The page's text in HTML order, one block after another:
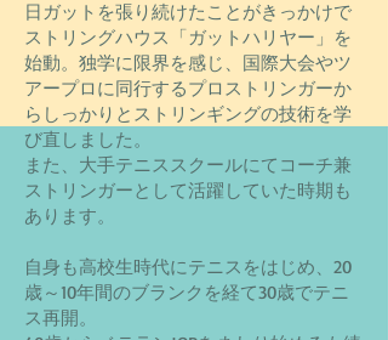
日ガットを張り続けたことがきっかけで
ストリングハウス「ガットハリヤー」を
始動。 独学に限界を感じ、 国際大会やツ
アープロに同行するプロストリンガーか
らしっかりとストリンギングの技術を学
び直しました。
​また、大手テニススクールにてコーチ兼
ストリンガーとして活躍していた時期も
あります。
自身も高校生時代にテニスをはじめ、20
歳～10年間のブランクを経て30歳でテニ
ス再開。